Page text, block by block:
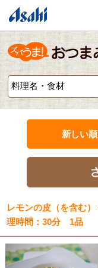
新しい順
レモンの皮（を含む
理時間：30分 1品